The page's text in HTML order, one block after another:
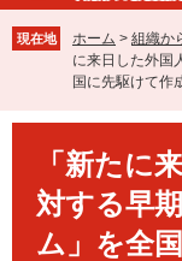
で
す
ば
し
現在地 ホーム > 組織か
に来日した外国
国に先駆けて作
「新たに
対する早
ム」を全